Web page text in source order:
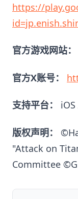
https://
官方游戏网站：
官方X账号：
支持平台：
版权声明：
"Attack on
Committee